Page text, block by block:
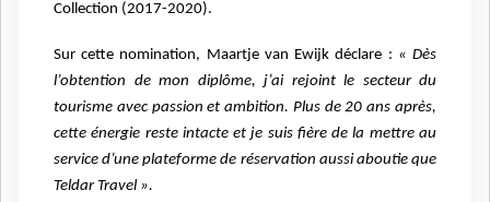
Collection (2017-2020).
Sur cette nomination, Maartje van Ewijk déclare : « Dès
l’obtention de mon diplôme, j’ai rejoint le secteur du
tourisme avec passion et ambition. Plus de 20 ans après,
cette énergie reste intacte et je suis fière de la mettre au
service d’une plateforme de réservation aussi aboutie que
Teldar Travel ».